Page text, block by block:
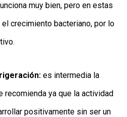
muy bien, pero en estas
crecimiento bacteriano, por lo
es intermedia la
recomienda ya que la actividad
positivamente sin ser un